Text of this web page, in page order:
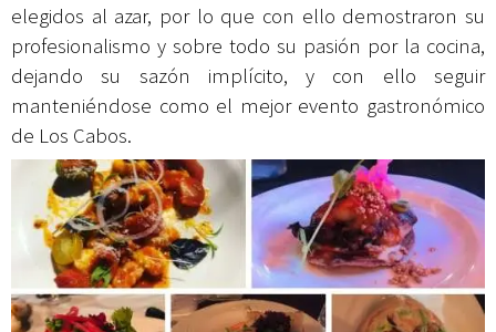
elegidos al azar, por lo que con ello demostraron su
profesionalismo y sobre todo su pasión por la cocina,
dejando su sazón implícito, y con ello seguir
manteniéndose como el mejor evento gastronómico
de Los Cabos.